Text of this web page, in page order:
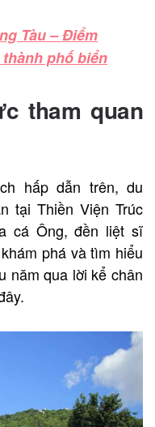
Tàu – Điểm
phố biển
tham quan
hấp dẫn trên, du
tại Thiền Viện Trúc
cá Ông, đền liệt sĩ
phá và tìm hiểu
năm qua lời kể chân